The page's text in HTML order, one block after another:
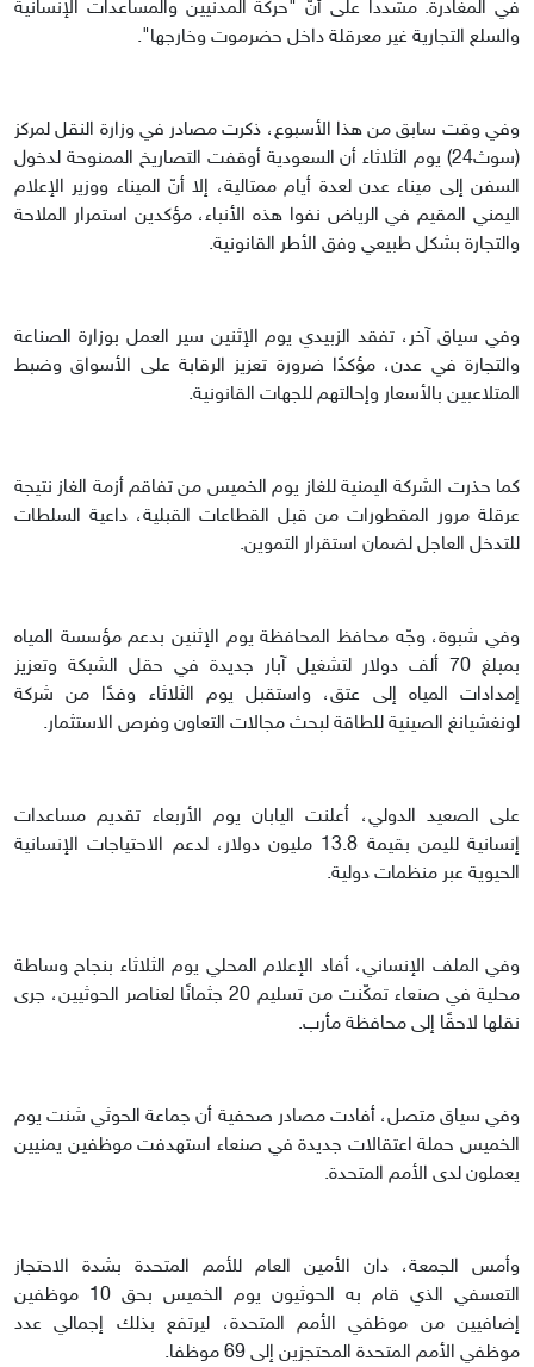
في المغادرة. مشددا على أنّ "حركة المدنيين والمساعدات الإنسانية
والسلع التجارية غير معرقلة داخل حضرموت وخارجها".
وفي وقت سابق من هذا الأسبوع، ذكرت مصادر في وزارة النقل لمركز
(سوث24) يوم الثلاثاء أن السعودية أوقفت التصاريخ الممنوحة لدخول
السفن إلى ميناء عدن لعدة أيام ممتالية، إلا أنّ الميناء ووزير الإعلام
اليمني المقيم في الرياض نفوا هذه الأنباء، مؤكدين استمرار الملاحة
والتجارة بشكل طبيعي وفق الأطر القانونية.
وفي سياق آخر، تفقد الزبيدي يوم الإثنين سير العمل بوزارة الصناعة
والتجارة في عدن، مؤكدًا ضرورة تعزيز الرقابة على الأسواق وضبط
المتلاعبين بالأسعار وإحالتهم للجهات القانونية.
كما حذرت الشركة اليمنية للغاز يوم الخميس من تفاقم أزمة الغاز نتيجة
عرقلة مرور المقطورات من قبل القطاعات القبلية، داعية السلطات
للتدخل العاجل لضمان استقرار التموين.
وفي شبوة، وجّه محافظ المحافظة يوم الإثنين بدعم مؤسسة المياه
بمبلغ 70 ألف دولار لتشغيل آبار جديدة في حقل الشبكة وتعزيز
إمدادات المياه إلى عتق، واستقبل يوم الثلاثاء وفدًا من شركة
لونغشيانغ الصينية للطاقة لبحث مجالات التعاون وفرص الاستثمار.
على الصعيد الدولي، أعلنت اليابان يوم الأربعاء تقديم مساعدات
إنسانية لليمن بقيمة 13.8 مليون دولار، لدعم الاحتياجات الإنسانية
الحيوية عبر منظمات دولية.
وفي الملف الإنساني، أفاد الإعلام المحلي يوم الثلاثاء بنجاح وساطة
محلية في صنعاء تمكّنت من تسليم 20 جثمانًا لعناصر الحوثيين، جرى
نقلها لاحقًا إلى محافظة مأرب.
وفي سياق متصل، أفادت مصادر صحفية أن جماعة الحوثي شنت يوم
الخميس حملة اعتقالات جديدة في صنعاء استهدفت موظفين يمنيين
يعملون لدى الأمم المتحدة.
وأمس الجمعة، دان الأمين العام للأمم المتحدة بشدة الاحتجاز
التعسفي الذي قام به الحوثيون يوم الخميس بحق 10 موظفين
إضافيين من موظفي الأمم المتحدة، ليرتفع بذلك إجمالي عدد
موظفي الأمم المتحدة المحتجزين إلى 69 موظفا.